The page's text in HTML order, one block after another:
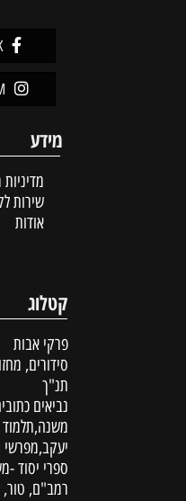
מידע
שירות
אודות
קטלוג
פרקי אבות
סידורים,
תנ"ך
נביאים
משנה,תלמוד
ספרי יסוד -
רמב"ם, טור,